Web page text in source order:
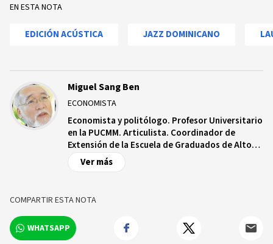
EN ESTA NOTA
EDICIÓN ACÚSTICA JAZZ DOMINICANO
Miguel Sang Ben
ECONOMISTA
Economista y politólogo. Profesor Universitario
en la PUCMM. Articulista. Coordinador de
Extensión de la Escuela de Graduados de Altos
Estudios Estratégicos.
Ver más
COMPARTIR ESTA NOTA
WHATSAPP